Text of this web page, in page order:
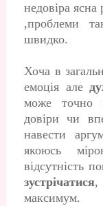
недовіра ясна
,проблеми
швидко.
Хоча в
емоція але
може точно
довіри чи
навести
якоюсь
відсутність
зустрічатися,
максимум.